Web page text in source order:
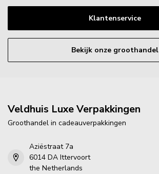
Klantenservice
Bekijk onze groothandel
Veldhuis Luxe Verpakkingen
Groothandel in cadeauverpakkingen
Aziëstraat 7a
6014 DA Ittervoort
the Netherlands